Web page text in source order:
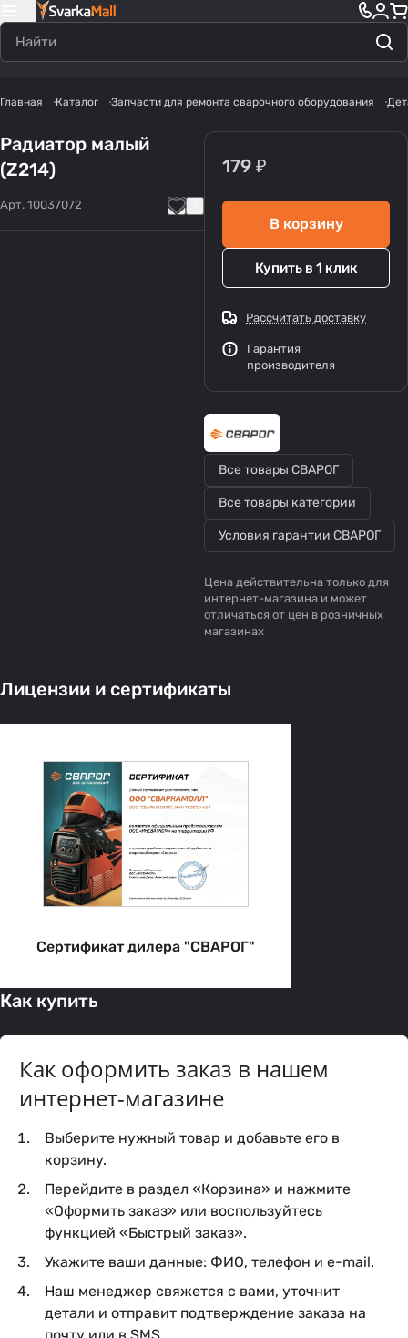
Главная Каталог Запчасти для ремонта сварочного оборудования
Радиатор малый
(Z214)
Арт. 10037072
179 ₽
В корзину
Купить в 1 клик
Рассчитать доставку
Гарантия
производителя
Все товары СВАРОГ
Все товары категории
Условия гарантии СВАРОГ
Цена действительна только для
интернет-магазина и может
отличаться от цен в розничных
магазинах
Лицензии и сертификаты
Сертификат дилера "СВАРОГ"
Как купить
Как оформить заказ в нашем
интернет-магазине
Выберите нужный товар и добавьте его в
корзину.
Перейдите в раздел «Корзина» и нажмите
«Оформить заказ» или воспользуйтесь
функцией «Быстрый заказ».
Укажите ваши данные: ФИО, телефон и e-mail.
Наш менеджер свяжется с вами, уточнит
детали и отправит подтверждение заказа на